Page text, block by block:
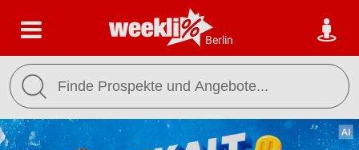
Berlin